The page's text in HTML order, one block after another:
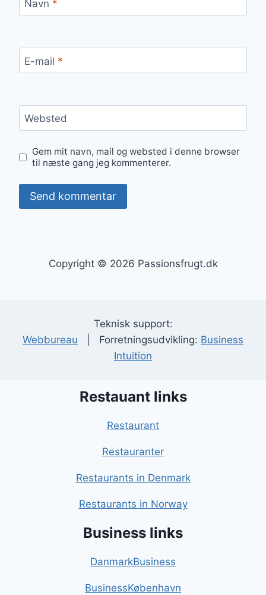
Navn *
E-mail *
Websted
Gem mit navn, mail og websted i denne browser
til næste gang jeg kommenterer.
Copyright © 2026 Passionsfrugt.dk
Teknisk support:
Webbureau | Forretningsudvikling: Business
Intuition
Restauant links
Restaurant
Restauranter
Restaurants in Denmark
Restaurants in Norway
Business links
DanmarkBusiness
BusinessKøbenhavn